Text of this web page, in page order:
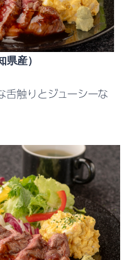
産）
舌触りとジューシーな